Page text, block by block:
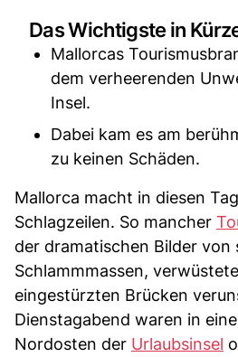
Das Wichtigste in
Mallorcas
dem verheerenden
Insel.
Dabei kam es am
zu keinen Schäden.
Mallorca macht in diesen
Schlagzeilen. So mancher
der dramatischen Bilder von
Schlammmassen,
eingestürzten Brücken
Dienstagabend waren in
Nordosten der Urlaubsinsel